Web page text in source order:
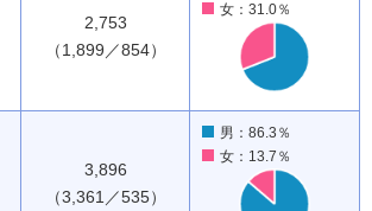
2,753
（1,899／854）
女：31.0％
3,896
（3,361／535）
男：86.3％
女：13.7％